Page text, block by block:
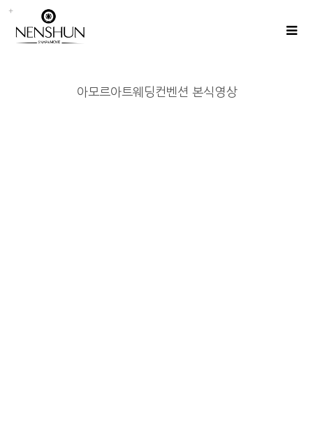
아모르아트웨딩컨벤션 본식영상